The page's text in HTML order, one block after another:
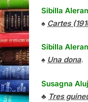
Sibilla
♠ Cartes
Sibilla
♠ Una dona.
Susagna
♣ Tres